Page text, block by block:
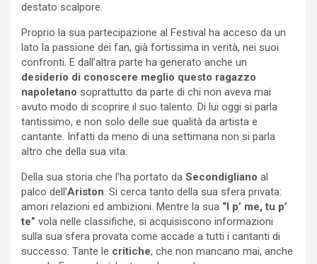
destato scalpore.
Proprio la sua partecipazione al Festival ha acceso da un
lato la passione dei fan, già fortissima in verità, nei suoi
confronti. E dall’altra parte ha generato anche un
desiderio di conoscere meglio questo ragazzo
napoletano soprattutto da parte di chi non aveva mai
avuto modo di scoprire il suo talento. Di lui oggi si parla
tantissimo, e non solo delle sue qualità da artista e
cantante. Infatti da meno di una settimana non si parla
altro che della sua vita.
Della sua storia che l’ha portato da Secondigliano al
palco dell’Ariston. Si cerca tanto della sua sfera privata:
amori relazioni ed ambizioni. Mentre la sua “I p’ me, tu p’
te” vola nelle classifiche, si acquisiscono informazioni
sulla sua sfera provata come accade a tutti i cantanti di
successo. Tante le critiche, che non mancano mai, anche